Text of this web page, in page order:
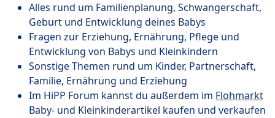
Alles rund um Familienplanung, Schwangerschaft,
Geburt und Entwicklung deines Babys
Fragen zur Erziehung, Ernährung, Pflege und
Entwicklung von Babys und Kleinkindern
Sonstige Themen rund um Kinder, Partnerschaft,
Familie, Ernährung und Erziehung
Im HiPP Forum kannst du außerdem im Flohmarkt
Baby- und Kleinkinderartikel kaufen und verkaufen